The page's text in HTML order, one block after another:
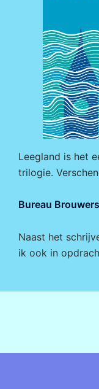
Leegland is het
trilogie.
Bureau Brouwers
Naast het
ik ook in